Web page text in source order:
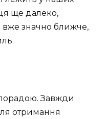
ще далеко,
вже значно ближче,
Завжди
отримання